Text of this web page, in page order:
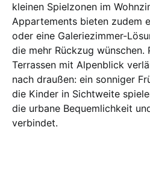
kleinen Spielzonen im
Appartements bieten zudem
oder eine Galeriezimmer-
die mehr Rückzug wünschen.
Terrassen mit Alpenblick
nach draußen: ein sonniger
die Kinder in Sichtweite
die urbane Bequemlichkeit
verbindet.